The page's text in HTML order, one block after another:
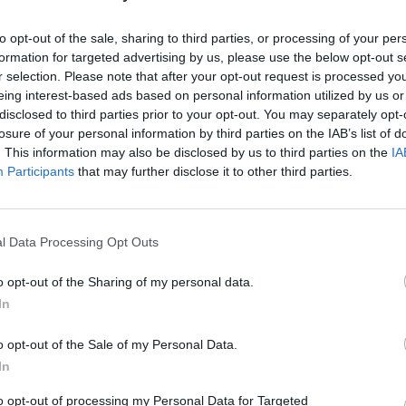
opt-out of the sale, sharing to third parties, or processing of your
for targeted advertising by us, please use the below opt-out
selection. Please note that after your opt-out request is processed
interest-based ads based on personal information utilized by us
to third parties prior to your opt-out. You may separately
of your personal information by third parties on the IAB’s list of
This information may also be disclosed by us to third parties on the
Participants that may further disclose it to other third parties.
Data Processing Opt Outs
opt-out of the Sharing of my personal data.
opt-out of the Sale of my Personal Data.
opt-out of processing my Personal Data for Targeted
pasieniečiai.
Migrantai iš Baltarusijos
Lietuvos ir Baltarusijos pasienis
į
Laidos Žinios